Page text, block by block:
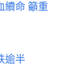
續命 籲重
逾半